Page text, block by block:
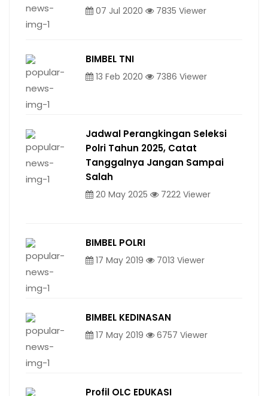
07 Jul 2020 7835 Viewer
BIMBEL TNI
13 Feb 2020 7386 Viewer
Jadwal Perangkingan Seleksi
Polri Tahun 2025, Catat
Tanggalnya Jangan Sampai
Salah
20 May 2025 7222 Viewer
BIMBEL POLRI
17 May 2019 7013 Viewer
BIMBEL KEDINASAN
17 May 2019 6757 Viewer
Profil OLC EDUKASI